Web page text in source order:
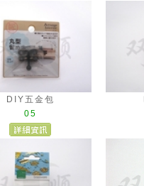
DIY五金包
05